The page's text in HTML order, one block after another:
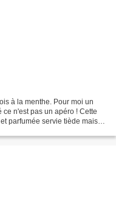
à la menthe. Pour moi un
n'est pas un apéro ! Cette
parfumée servie tiède mais